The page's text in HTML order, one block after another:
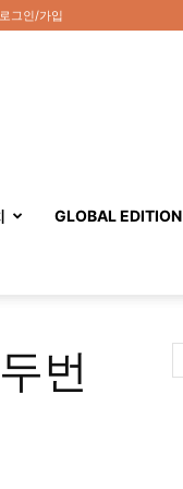
로그인/가입
GLOBAL EDITION
번